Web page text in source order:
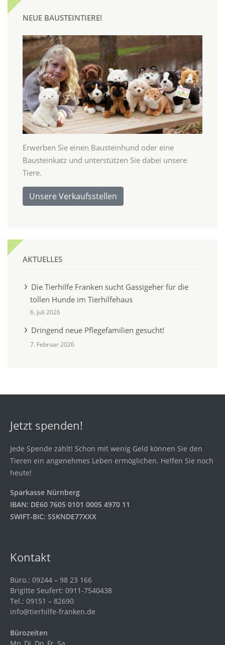
NEUE BAUSTEINTIERE!
Erwerben Sie einen Bausteinhund oder eine
Bausteinkatz und unterstützen Sie dabei unsere
Tiere.
Unsere Verkaufsstellen
AKTUELLES
Die Tierhilfe Franken sucht Gassigeher für die
tollen Hunde im Tierhilfehaus
6. Juli 2026
Dringend neue Pflegefamilien gesucht!
7. Februar 2026
Jetzt spenden!
Jede Spende zählt! Schon mit wenig Geld können Sie den
Tieren ein angenehmes Leben ermöglichen. Helfen Sie noch
heute!
Sparkasse Nürnberg
IBAN: DE60 7605 0101 0005 4970 11
SWIFT-BIC: SSKNDE77XXX
Kontakt
Büro.: 09244 – 98 23 166
Brigitte Seufert: 0911-7540438
Tel.: 09151 – 82690
info@tierhilfe-franken.de
Bürozeiten